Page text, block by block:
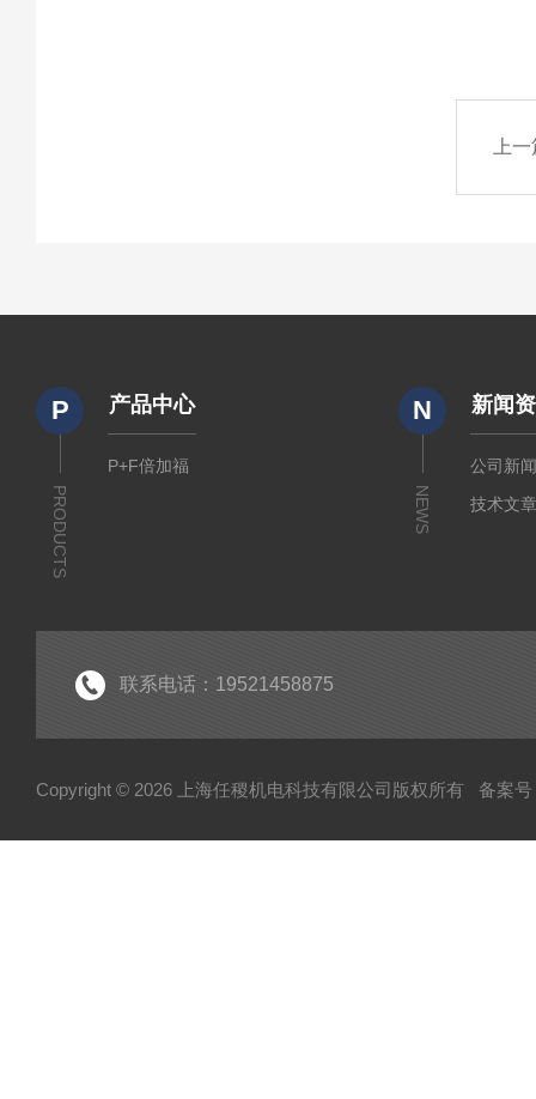
上
P
PRODUCTS
产品中心
P+F倍加福
N
NEWS
新闻
公司新
技术文
联系电话：19521458875
Copyright © 2026 上海任稷机电科技有限公司版权所有 备案号